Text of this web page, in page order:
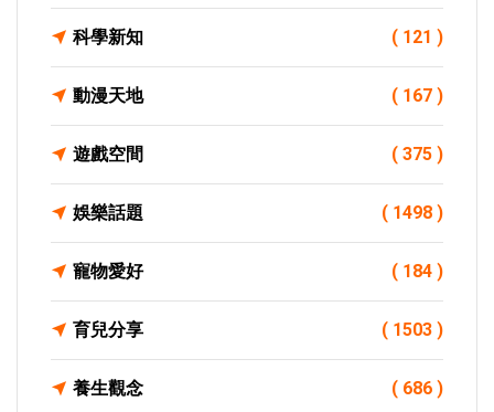
科學新知 ( 121 )
動漫天地 ( 167 )
遊戲空間 ( 375 )
娛樂話題 ( 1498 )
寵物愛好 ( 184 )
育兒分享 ( 1503 )
養生觀念 ( 686 )